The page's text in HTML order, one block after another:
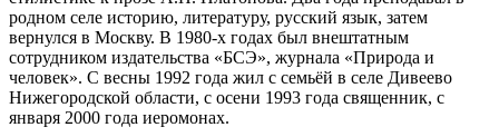
родном селе историю, литературу, русский язык, затем
вернулся в Москву. В 1980-х годах был внештатным
сотрудником издательства «БСЭ», журнала «Природа и
человек». С весны 1992 года жил с семьёй в селе Дивеево
Нижегородской области, с осени 1993 года священник, с
января 2000 года иеромонах.